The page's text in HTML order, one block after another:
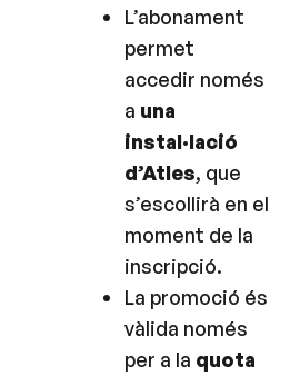
L’abonament
permet
accedir només
a una
instal·lació
d’Atles, que
s’escollirà en el
moment de la
inscripció.
La promoció és
vàlida només
per a la quota